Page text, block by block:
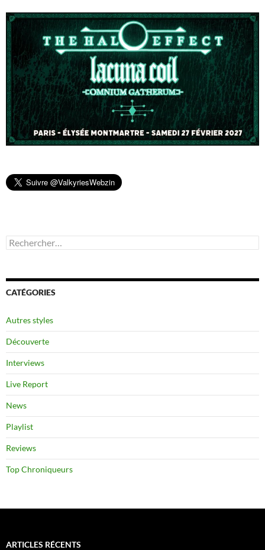
Rechercher :
CATÉGORIES
Autres styles
Découverte
Interviews
Live Report
News
Playlist
Reviews
Top Chroniqueurs
ARTICLES RÉCENTS